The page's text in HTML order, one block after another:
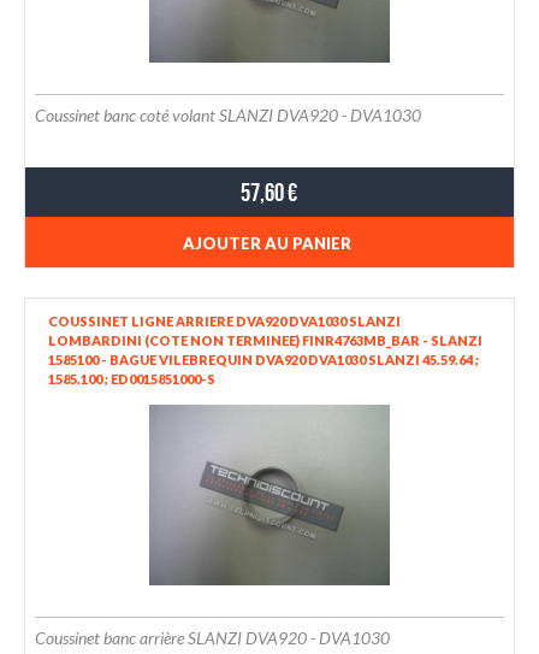
Coussinet banc coté volant SLANZI DVA920 - DVA1030
57,60 €
AJOUTER AU PANIER
COUSSINET LIGNE ARRIERE DVA920 DVA1030 SLANZI
LOMBARDINI (COTE NON TERMINEE) FINR4763MB_BAR - SLANZI
1585100 - BAGUE VILEBREQUIN DVA920 DVA1030 SLANZI 45.59.64 ;
1585.100 ; ED0015851000-S
Coussinet banc arrière SLANZI DVA920 - DVA1030